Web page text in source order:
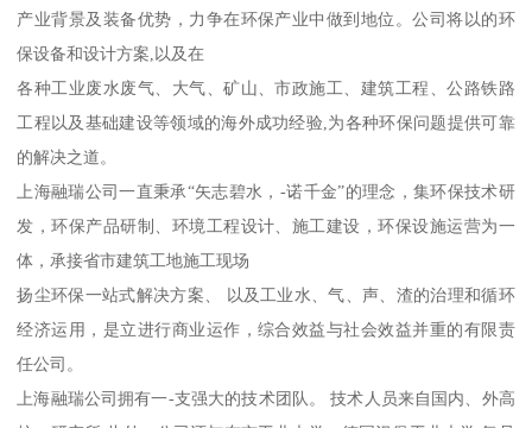
产业背景及装备优势，力争在环保产业中做到地位。公司将以的环
保设备和设计方案,以及在
各种工业废水废气、大气、矿山、市政施工、建筑工程、公路铁路
工程以及基础建设等领域的海外成功经验,为各种环保问题提供可靠
的解决之道。
上海融瑞公司一直秉承“矢志碧水，-诺千金”的理念，集环保技术研
发，环保产品研制、环境工程设计、施工建设，环保设施运营为一
体，承接省市建筑工地施工现场
扬尘环保一站式解决方案、 以及工业水、气、声、渣的治理和循环
经济运用，是立进行商业运作，综合效益与社会效益并重的有限责
任公司。
上海融瑞公司拥有一-支强大的技术团队。 技术人员来自国内、外高